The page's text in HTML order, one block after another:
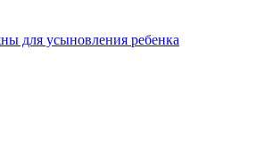
для усыновления ребенка